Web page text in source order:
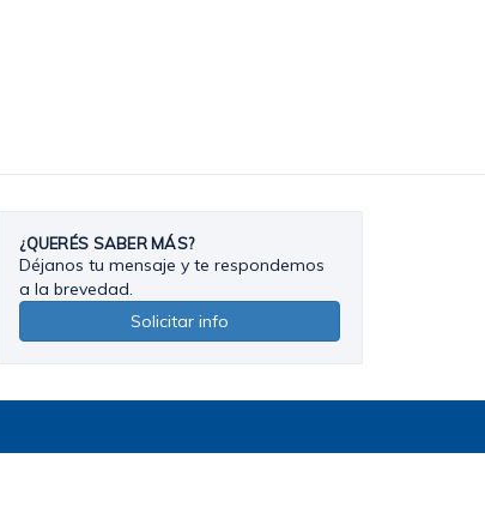
¿QUERÉS SABER MÁS?
Déjanos tu mensaje y te respondemos
a la brevedad.
Solicitar info